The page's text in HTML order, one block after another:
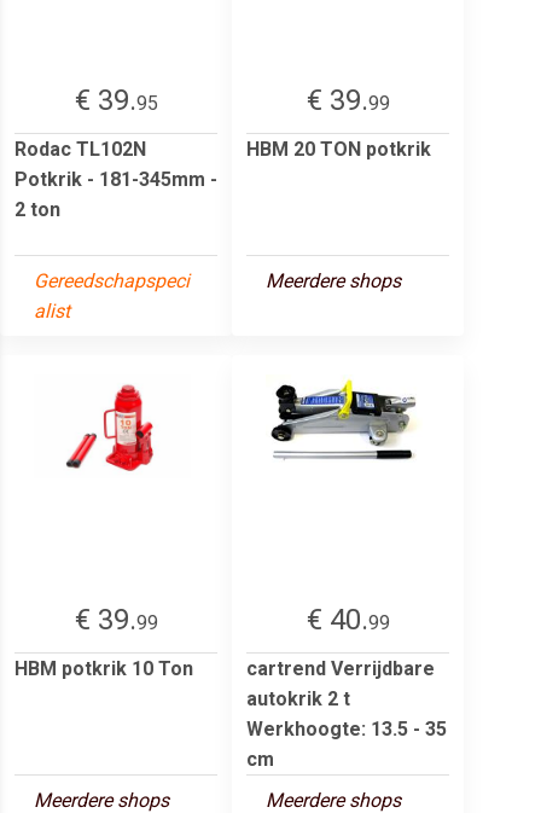
€ 39.95
Rodac TL102N
Potkrik - 181-345mm -
2 ton
Gereedschapspeci
alist
€ 39.99
HBM 20 TON potkrik
Meerdere shops
€ 39.99
HBM potkrik 10 Ton
Meerdere shops
€ 40.99
cartrend Verrijdbare
autokrik 2 t
Werkhoogte: 13.5 - 35
cm
Meerdere shops